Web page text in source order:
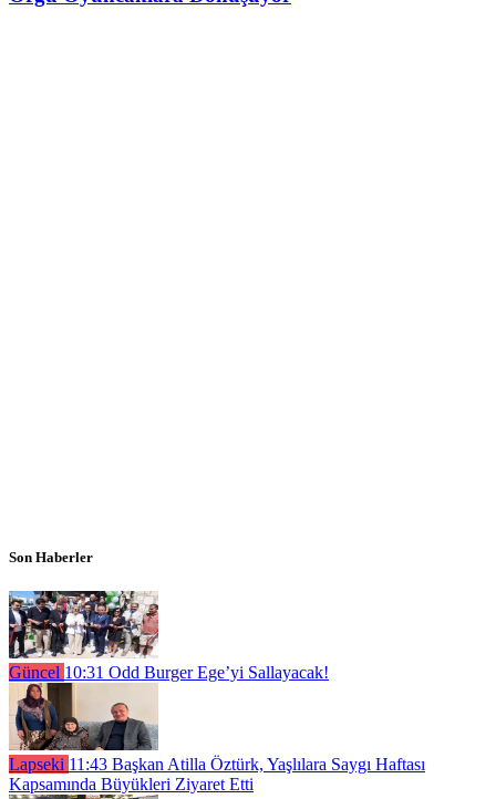
Son Haberler
Güncel 10:31 Odd Burger Ege’yi Sallayacak!
Lapseki 11:43 Başkan Atilla Öztürk, Yaşlılara Saygı Haftası
Kapsamında Büyükleri Ziyaret Etti